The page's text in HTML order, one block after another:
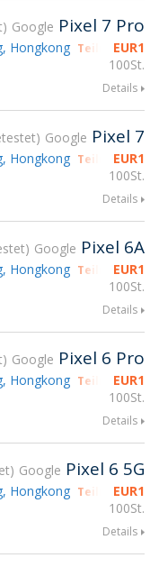
Google Pixel 7 Pro
EUR1
100St.
Hongkong Teilnahme
Details
Google Pixel 7
EUR1
100St.
Hongkong Teilnahme
Details
Google Pixel 6A
EUR1
100St.
Hongkong Teilnahme
Details
Google Pixel 6 Pro
EUR1
100St.
Hongkong Teilnahme
Details
Google Pixel 6 5G
EUR1
100St.
Hongkong Teilnahme
Details